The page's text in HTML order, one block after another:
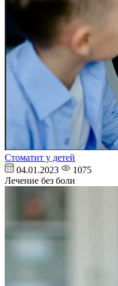
Стоматит у детей
04.01.2023
1075
Лечение без боли